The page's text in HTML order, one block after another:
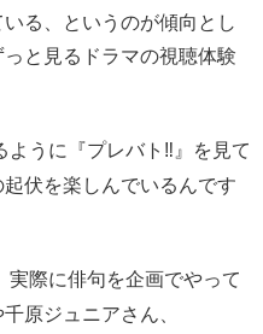
る、というのが傾向とし
と見るドラマの視聴体験
うに『プレバト‼︎』を見て
伏を楽しんでいるんです
際に俳句を企画でやって
原ジュニアさん、